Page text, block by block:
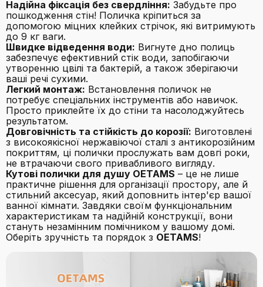
Надійна фіксація без свердління: Забудьте про
пошкодження стін! Поличка кріпиться за
допомогою міцних клейких стрічок, які витримують
до 9 кг ваги.
Швидке відведення води: Вигнуте дно полиць
забезпечує ефективний стік води, запобігаючи
утворенню цвілі та бактерій, а також зберігаючи
ваші речі сухими.
Легкий монтаж: Встановлення поличок не
потребує спеціальних інструментів або навичок.
Просто приклейте їх до стіни та насолоджуйтесь
результатом.
Довговічність та стійкість до корозії: Виготовлені
з високоякісної нержавіючої сталі з антикорозійним
покриттям, ці полички прослужать вам довгі роки,
не втрачаючи свого привабливого вигляду.
Кутові полички для душу OETAMS – це не лише
практичне рішення для організації простору, але й
стильний аксесуар, який доповнить інтер'єр вашої
ванної кімнати. Завдяки своїм функціональним
характеристикам та надійній конструкції, вони
стануть незамінним помічником у вашому домі.
Оберіть зручність та порядок з OETAMS!